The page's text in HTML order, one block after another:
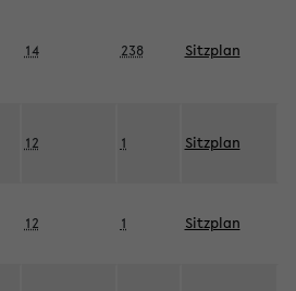
14 238 Sitzplan
12 1 Sitzplan
12 1 Sitzplan